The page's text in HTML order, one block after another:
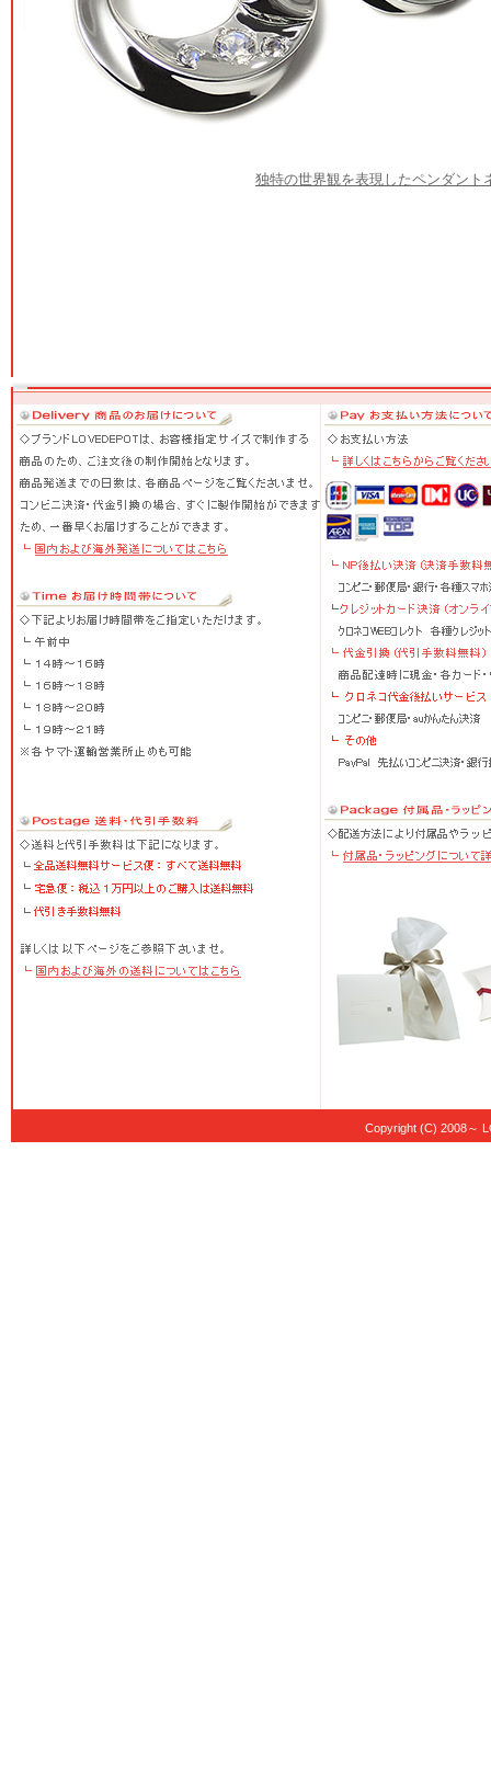
独特の世界観を表現したペンダン
Copyright (C) 2008～